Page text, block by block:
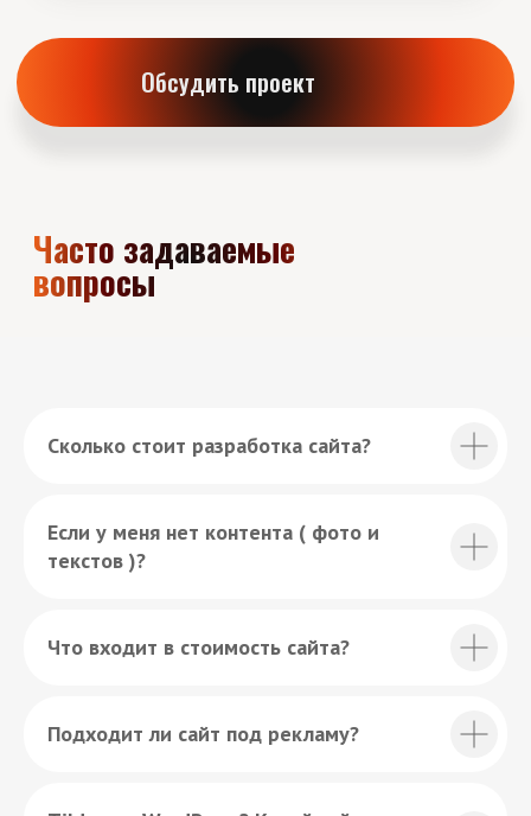
Сколько стоит разработка сайта?
Если у меня нет контента ( фото и
текстов )?
Что входит в стоимость сайта?
Подходит ли сайт под рекламу?